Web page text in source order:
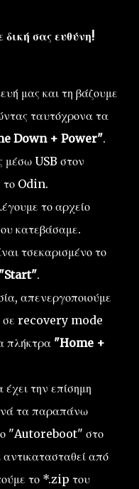
δική σας ευθύνη!
μας και τη βάζουμε
ταυτόχρονα τα
Down + Power".
μέσω USB στον
το Odin.
το αρχείο
κατεβάσαμε.
τσεκαρισμένο το
"Start".
απενεργοποιούμε
σε recovery mode
πλήκτρα "Home +
την επίσημη
τα παραπάνω
"Autoreboot" στο
από
το *.zip του